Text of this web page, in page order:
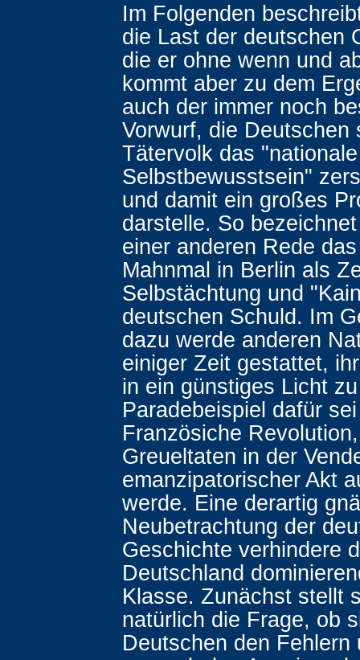
Im Folgenden
die Last der deutschen
die er ohne wenn und
kommt aber zu dem
auch der immer noch
Vorwurf, die Deutschen
Tätervolk das "nationale
Selbstbewusstsein"
und damit ein großes
darstelle. So
einer anderen Rede
Mahnmal in Berlin als
Selbstächtung und
deutschen Schuld. Im
dazu werde anderen
einiger Zeit gestattet,
in ein günstiges Licht
Paradebeispiel dafür
Französiche
Greueltaten in der
emanzipatorischer Akt
werde. Eine derartig
Neubetrachtung der
Geschichte verhindere
Deutschland
Klasse. Zunächst stellt
natürlich die Frage, ob
Deutschen den Fehlern